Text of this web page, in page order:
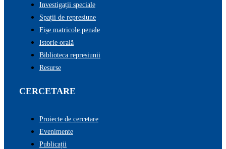
Investigații speciale
Spații de represiune
Fișe matricole penale
Istorie orală
Biblioteca represiunii
Resurse
CERCETARE
Proiecte de cercetare
Evenimente
Publicații